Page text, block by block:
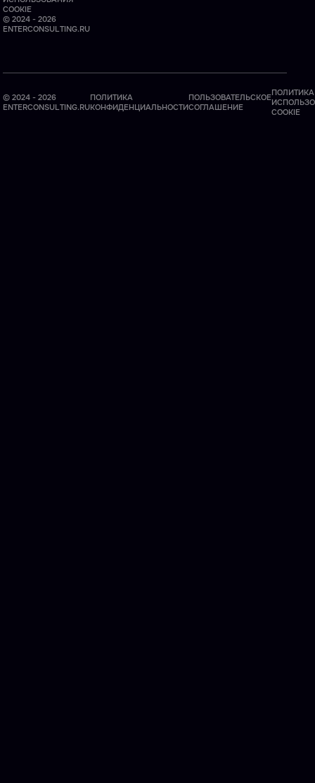
COOKIE
© 2024 - 2026
ENTERCONSULTING.RU
© 2024 - 2026
ENTERCONSULTING.RU
ПОЛИТИКА
КОНФИДЕНЦИАЛЬНОСТИ
ПОЛЬЗОВАТЕЛЬСКОЕ
СОГЛАШЕНИЕ
ПОЛИТИКА
COOKIE